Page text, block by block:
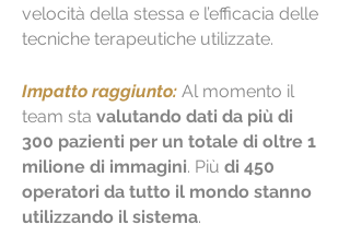
velocità della stessa e l’efficacia delle
tecniche terapeutiche utilizzate.
Impatto raggiunto: Al momento il
team sta valutando dati da più di
300 pazienti per un totale di oltre 1
milione di immagini. Più di 450
operatori da tutto il mondo stanno
utilizzando il sistema.